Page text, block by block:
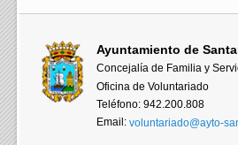
Ayuntamiento de
Concejalía de Familia y
Oficina de Voluntariado
Teléfono: 942.200.808
Email:voluntariado@ayto-